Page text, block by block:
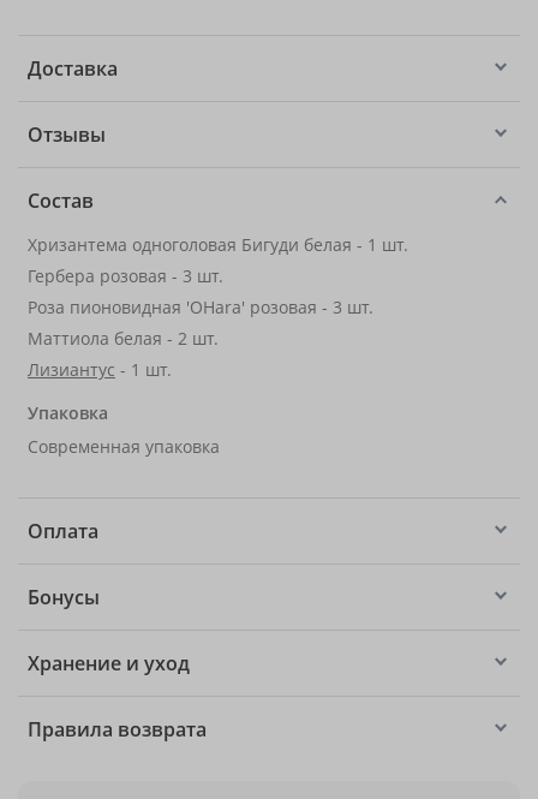
Доставка
Отзывы
Состав
Хризантема одноголовая Бигуди белая - 1 шт.
Гербера розовая - 3 шт.
Роза пионовидная 'OHara' розовая - 3 шт.
Маттиола белая - 2 шт.
Лизиантус - 1 шт.
Упаковка
Современная упаковка
Оплата
Бонусы
Хранение и уход
Правила возврата